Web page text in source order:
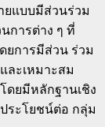
ยแบบมีส่วนร่วม
การต่าง ๆ ที่
ยการมีส่วน ร่วม
ละเหมาะสม
ดยมีหลักฐานเชิง
ระโยชน์ต่อ กลุ่ม